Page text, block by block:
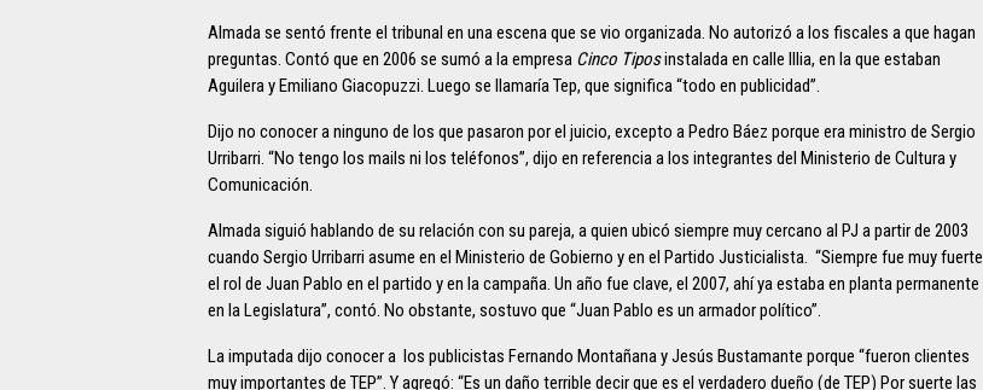
Almada se sentó frente el tribunal en una escena que se vio organizada. No autorizó a los fiscales a que hagan
preguntas. Contó que en 2006 se sumó a la empresa Cinco Tiposinstalada en calle Illia, en la que estaban
Aguilera y Emiliano Giacopuzzi. Luego se llamaría Tep, que significa “todo en publicidad”.
Dijo no conocer a ninguno de los que pasaron por el juicio, excepto a Pedro Báez porque era ministro de Sergio
Urribarri. “No tengo los mails ni los teléfonos”, dijo en referencia a los integrantes del Ministerio de Cultura y
Comunicación.
Almada siguió hablando de su relación con su pareja, a quien ubicó siempre muy cercano al PJ a partir de 2003
cuando Sergio Urribarri asume en el Ministerio de Gobierno y en el Partido Justicialista. “Siempre fue muy fuerte
el rol de Juan Pablo en el partido y en la campaña. Un año fue clave, el 2007, ahí ya estaba en planta permanente
en la Legislatura”, contó. No obstante, sostuvo que “Juan Pablo es un armador político”.
La imputada dijo conocer a los publicistas Fernando Montañana y Jesús Bustamante porque “fueron clientes
muy importantes de TEP”. Y agregó: “Es un daño terrible decir que es el verdadero dueño (de TEP) Por suerte las